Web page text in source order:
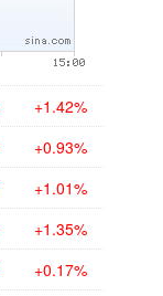
+1.42%
+0.93%
+1.01%
+1.35%
+0.17%